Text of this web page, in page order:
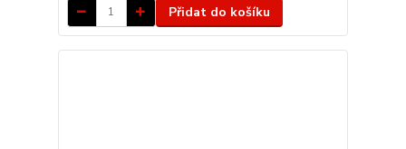
Přidat do košíku